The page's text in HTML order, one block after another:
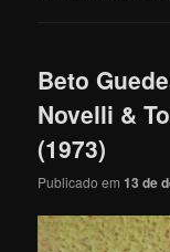
Beto
Novelli &
(1973)
Publicado em13 de